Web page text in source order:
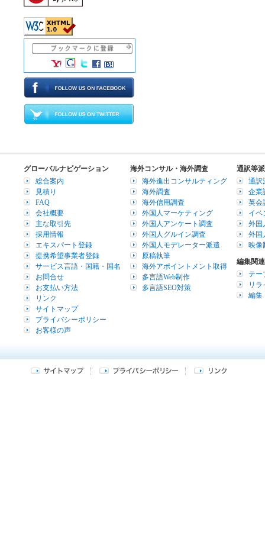
グローバルナビゲーション
総合案内
見積り
FAQ
会社概要
主な取引先
採用情報
エキスパート登録
提携希望事業者登録
サービス言語・国籍・国名
お問合せ
お支払い方法
リンク
サイトマップ
プライバシーポリシー
お客様の声
海外コンサル・海外調査
海外進出コンサルティング
海外調査
海外信用調査
外国人マーケティング
外国人アンケート調査
外国人グルイン調査
外国人モデレーター派遣
原稿執筆
海外アポイントメント取得
多言語Web制作
多言語SEO対策
通訳等
通訳
企業
英会
イベ
外国
外国
映像
編集関連
テー
リラ
編集